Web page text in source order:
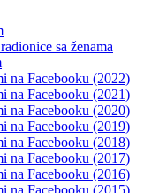
sa ženama
na Facebooku (2022)
na Facebooku (2021)
na Facebooku (2020)
na Facebooku (2019)
na Facebooku (2018)
na Facebooku (2017)
na Facebooku (2016)
na Facebooku (2015)